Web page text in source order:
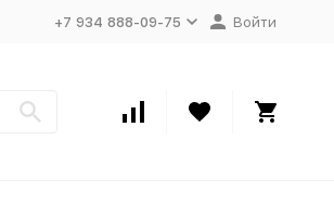
+7 934 888-09-75 Войти